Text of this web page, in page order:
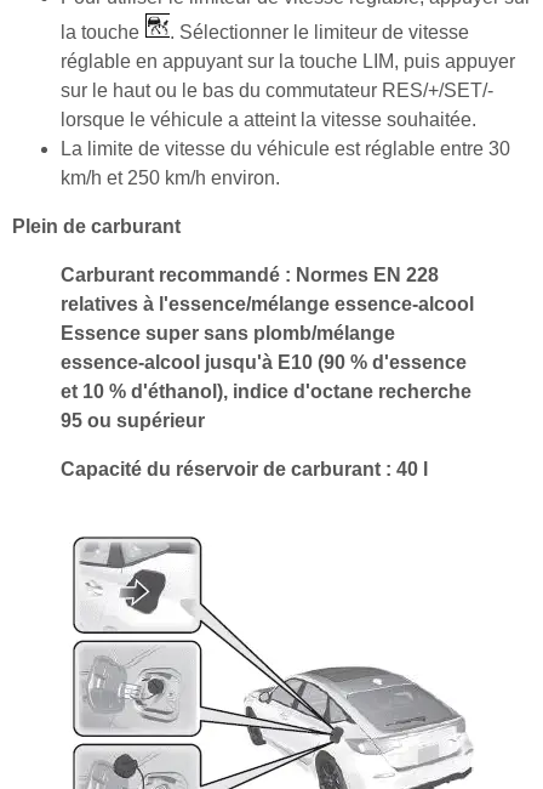
la touche
. Sélectionner le limiteur de vitesse
réglable en appuyant sur la touche LIM, puis appuyer
sur le haut ou le bas du commutateur RES/+/SET/-
lorsque le véhicule a atteint la vitesse souhaitée.
La limite de vitesse du véhicule est réglable entre 30
km/h et 250 km/h environ.
Plein de carburant
Carburant recommandé : Normes EN 228
relatives à l'essence/mélange essence-alcool
Essence super sans plomb/mélange
essence-alcool jusqu'à E10 (90 % d'essence
et 10 % d'éthanol), indice d'octane recherche
95 ou supérieur
Capacité du réservoir de carburant : 40 l